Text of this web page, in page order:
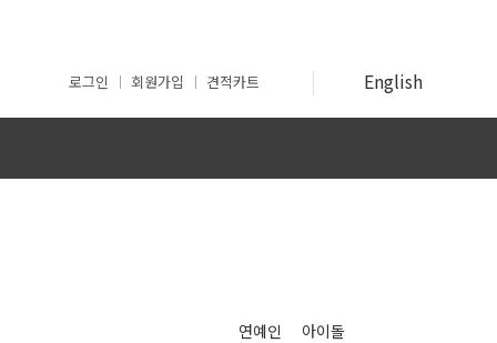
로그인 회원가입 견적카트 English
연예인 아이돌